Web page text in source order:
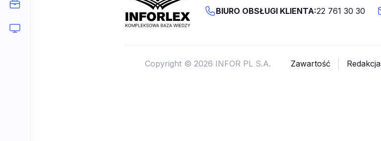
BIURO OBSŁUGI KLIENTA:22 761 30 30
Copyright © 2026 INFOR PL S.A. Zawartość Redakcja